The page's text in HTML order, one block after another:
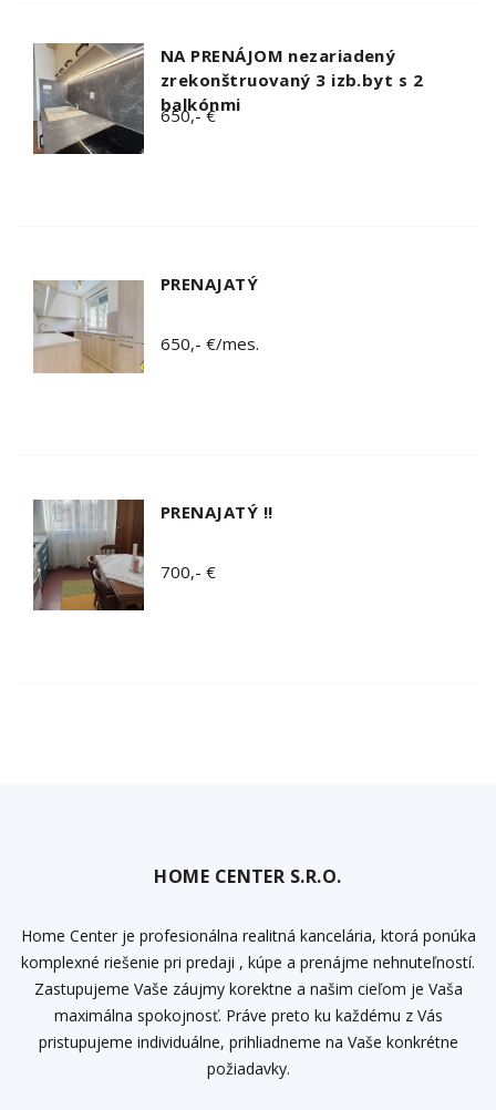
NA PRENÁJOM nezariadený
zrekonštruovaný 3 izb.byt s 2
balkónmi
650,- €
PRENAJATÝ
650,- €/mes.
PRENAJATÝ !!
700,- €
HOME CENTER S.R.O.
Home Center je profesionálna realitná kancelária, ktorá ponúka
komplexné riešenie pri predaji , kúpe a prenájme nehnuteľností.
Zastupujeme Vaše záujmy korektne a našim cieľom je Vaša
maximálna spokojnosť. Práve preto ku každému z Vás
pristupujeme individuálne, prihliadneme na Vaše konkrétne
požiadavky.